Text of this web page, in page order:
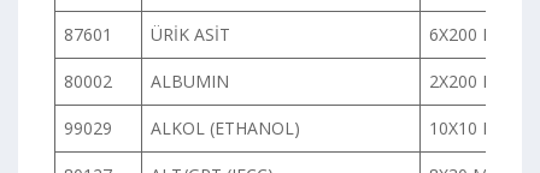
87601 ÜRİK ASİT 6X200 ML
80002 ALBUMIN 2X200 ML
99029 ALKOL (ETHANOL) 10X10 ML